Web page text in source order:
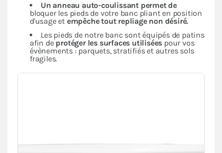
Un anneau auto-coulissant permet de
bloquer les pieds de votre banc pliant en position
d'usage et empêche tout repliage non désiré.
Les pieds de notre banc sont équipés de patins
afin de protéger les surfaces utilisées pour vos
évènements : parquets, stratifiés et autres sols
fragiles.